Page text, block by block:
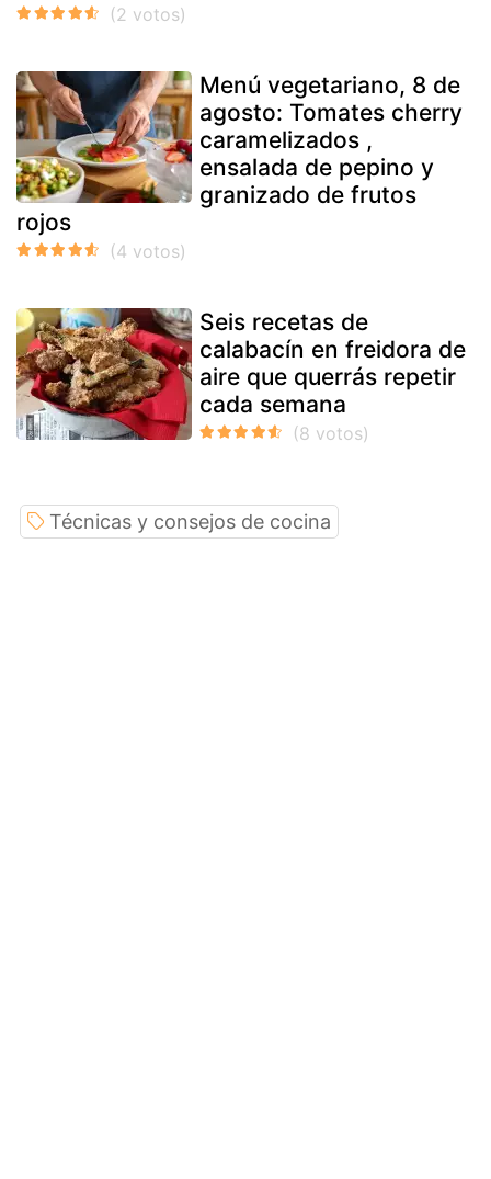
Menú vegetariano, 8 de
agosto: Tomates cherry
caramelizados ,
ensalada de pepino y
granizado de frutos
rojos
Seis recetas de
calabacín en freidora de
aire que querrás repetir
cada semana
Técnicas y consejos de cocina